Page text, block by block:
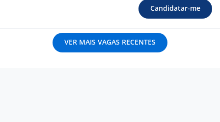
Candidatar-me
VER MAIS VAGAS RECENTES